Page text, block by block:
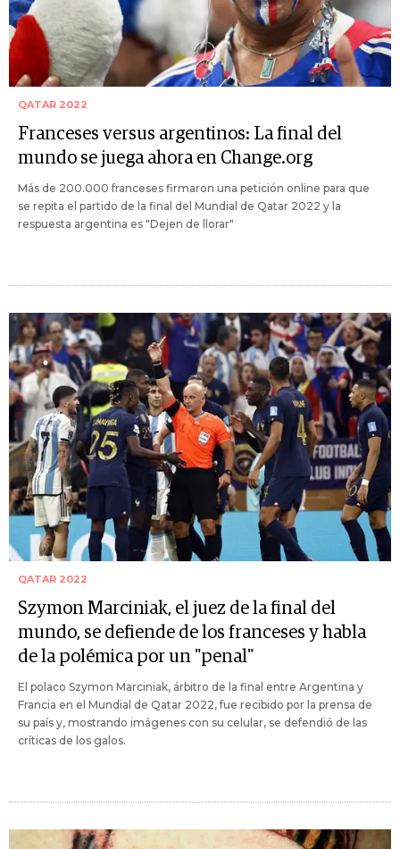
QATAR 2022
Franceses versus argentinos: La final del
mundo se juega ahora en Change.org
Más de 200.000 franceses firmaron una petición online para que
se repita el partido de la final del Mundial de Qatar 2022 y la
respuesta argentina es "Dejen de llorar"
QATAR 2022
Szymon Marciniak, el juez de la final del
mundo, se defiende de los franceses y habla
de la polémica por un "penal"
El polaco Szymon Marciniak, árbitro de la final entre Argentina y
Francia en el Mundial de Qatar 2022, fue recibido por la prensa de
su país y, mostrando imágenes con su celular, se defendió de las
críticas de los galos.